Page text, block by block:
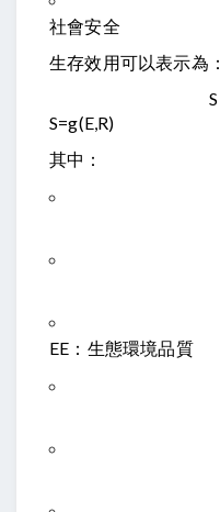
社會安全
生存效用可以表示為：
S=g(E,R)
其中：
EE ：生態環境品質